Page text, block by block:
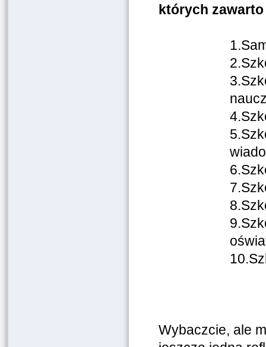
których
Wybaczcie, ale